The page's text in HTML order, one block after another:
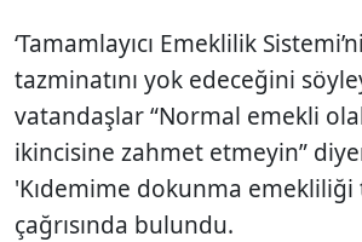
‘Tamamlayıcı Emeklilik
tazminatını yok edeceğini
vatandaşlar “Normal emekli
ikincisine zahmet etmeyin”
'Kıdemime dokunma
çağrısında bulundu.